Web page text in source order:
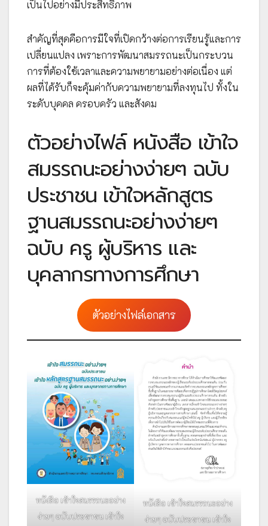
เป็นไปอย่างมีประสิทธิภาพ
สำคัญที่สุดคือการมีใจที่เปิดกว้างต่อการเรียนรู้และการ
เปลี่ยนแปลง เพราะการพัฒนาสมรรถนะเป็นกระบวน
การที่ต้องใช้เวลาและความพยายามอย่างต่อเนื่อง แต่
ผลที่ได้รับก็จะคุ้มค่ากับความพยายามที่ลงทุนไป ทั้งใน
ระดับบุคคล ครอบครัว และสังคม
ตัวอย่างไฟล์ หนังสือ เข้าใจ
สมรรถนะอย่างง่ายๆ ฉบับ
ประชาชน เข้าใจหลักสูตร
ฐานสมรรถนะอย่างง่ายๆ
ฉบับ ครู ผู้บริหาร และ
บุคลากรทางการศึกษา
ตัวอย่างไฟล์เอกสาร
หนังสือ เข้าใจสมรรถนะอย่าง
ง่ายๆ ฉบับประชาชน เข้าใจ
หนังสือ เข้าใจสมรรถนะอย่าง
ง่ายๆ ฉบับประชาชน เข้าใจ